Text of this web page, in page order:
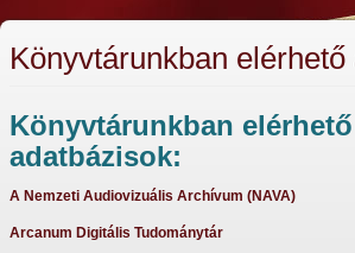
Könyvtárunkban
Könyvtárunkban elérhető
adatbázisok:
A Nemzeti Audiovizuális Archívum (NAVA)
Arcanum Digitális Tudománytár